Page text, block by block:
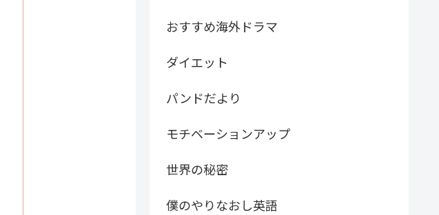
おすすめ海外ドラマ
ダイエット
パンドだより
モチベーションアップ
世界の秘密
僕のやりなおし英語